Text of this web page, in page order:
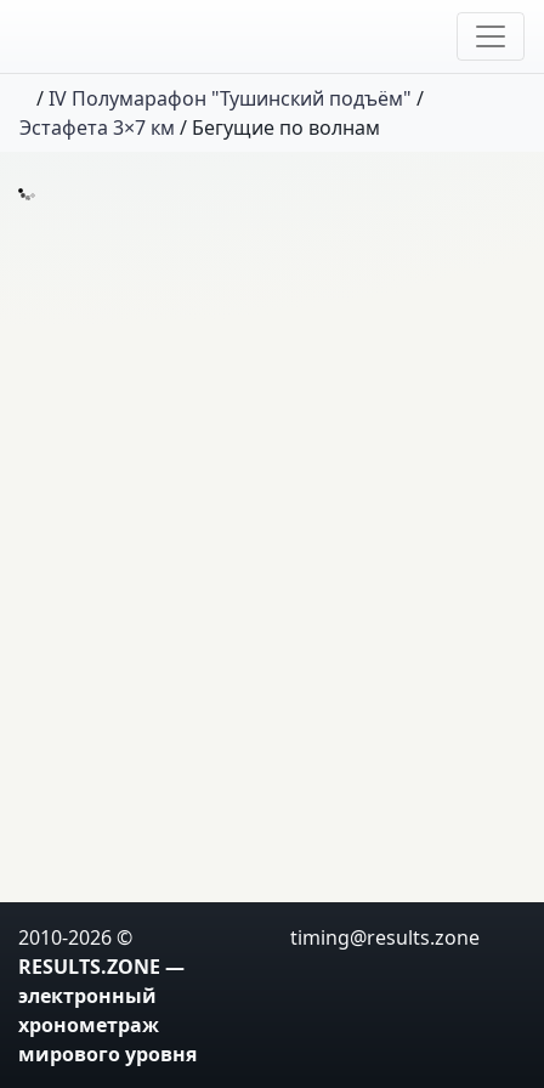
/IV Полумарафон "Тушинский подъём"/
Эстафета 3×7 км/Бегущие по волнам
2010-2026 ©RESULTS.ZONE
— электронный
хронометраж
мирового уровня